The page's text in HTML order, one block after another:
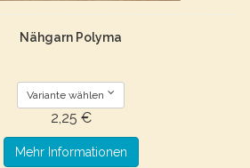
Nähgarn Polyma
Variante wählen
2,25 €
Mehr Informationen